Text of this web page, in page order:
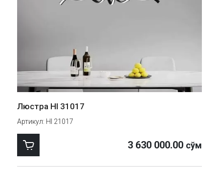
Люстра HI 31017
Артикул: HI 21017
3 630 000.00 сўм